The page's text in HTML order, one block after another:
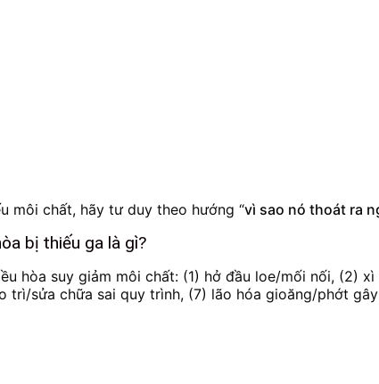
môi chất, hãy tư duy theo hướng “vì sao nó thoát ra
bị thiếu ga là gì?
hòa suy giảm môi chất: (1) hở đầu loe/mối nối, (2)
trì/sửa chữa sai quy trình, (7) lão hóa gioăng/phớt